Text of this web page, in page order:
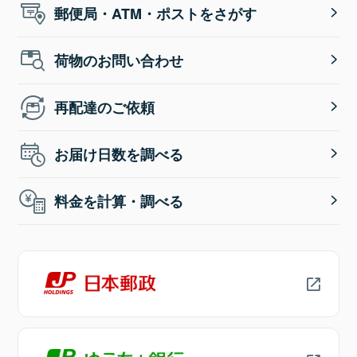
郵便局・ATM・ポストをさがす
荷物のお問い合わせ
再配達のご依頼
お届け日数を調べる
料金を計算・調べる